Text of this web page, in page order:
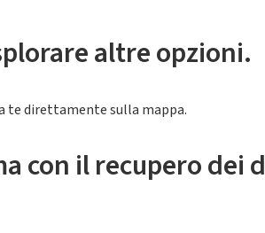
altre opzioni.
te direttamente sulla mappa.
con il recupero dei